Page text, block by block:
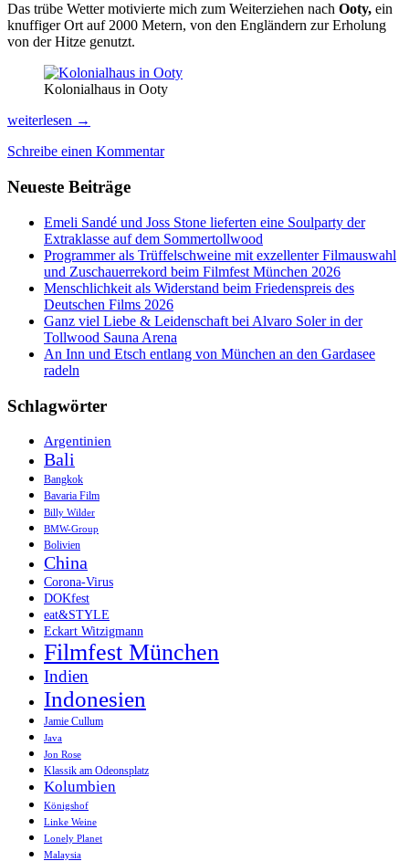
Das trübe Wetter motivierte mich zum Weiterziehen nach Ooty, ein
knuffiger Ort auf 2000 Metern, von den Engländern zur Erholung
von der Hitze genutzt.
Kolonialhaus in Ooty
Süd-
mal
Luftkur
Hills,
Riesenfelsen
Hampi
Karneval
weiterlesen →
Schreibe einen Kommentar
Neueste Beiträge
Emeli Sandé und Joss Stone lieferten eine Soulparty der
Extraklasse auf dem Sommertollwood
Programmer als Trüffelschweine mit exzellenter Filmauswahl
und Zuschauerrekord beim Filmfest München 2026
Menschlichkeit als Widerstand beim Friedenspreis des
Deutschen Films 2026
Ganz viel Liebe & Leidenschaft bei Alvaro Soler in der
Tollwood Sauna Arena
An Inn und Etsch entlang von München an den Gardasee
radeln
Schlagwörter
Argentinien
Bali
Bangkok
Bavaria Film
Billy Wilder
BMW-Group
Bolivien
China
Corona-Virus
DOKfest
eat&STYLE
Eckart Witzigmann
Filmfest München
Indien
Indonesien
Jamie Cullum
Java
Jon Rose
Klassik am Odeonsplatz
Kolumbien
Königshof
Linke Weine
Lonely Planet
Malaysia